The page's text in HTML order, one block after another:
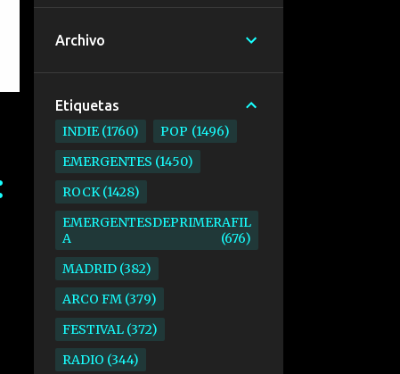
Archivo
Etiquetas
INDIE 1760 POP 1496
EMERGENTES 1450
ROCK 1428
EMERGENTESDEPRIMERAFIL
A
676
MADRID 382
ARCO FM 379
FESTIVAL 372
RADIO 344